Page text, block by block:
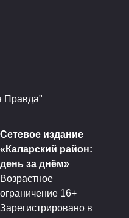
Правда"
Сетевое издание
«Каларский район:
день за днём»
Возрастное
ограничение 16+
Зарегистрировано в